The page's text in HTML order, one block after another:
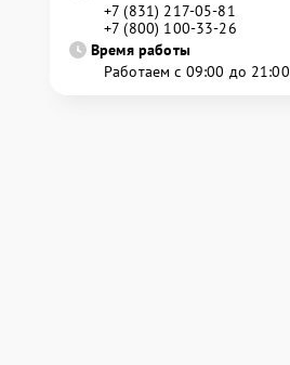
+7 (831) 217-05-81
+7 (800) 100-33-26
Время работы
Работаем с 09:00 до 21:00